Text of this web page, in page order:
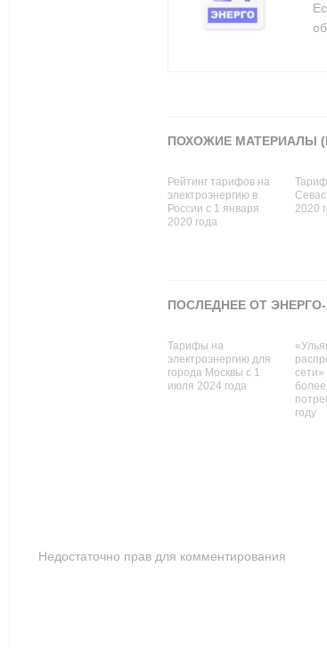
ПОХОЖИЕ МАТЕРИАЛЫ
Рейтинг тарифов на
электроэнергию в
России с 1 января
2020 года
2020
ПОСЛЕДНЕЕ ОТ ЭНЕРГО-
Тарифы на
электроэнергию для
города Москвы с 1
июля 2024 года
году
Недостаточно прав для комментирования